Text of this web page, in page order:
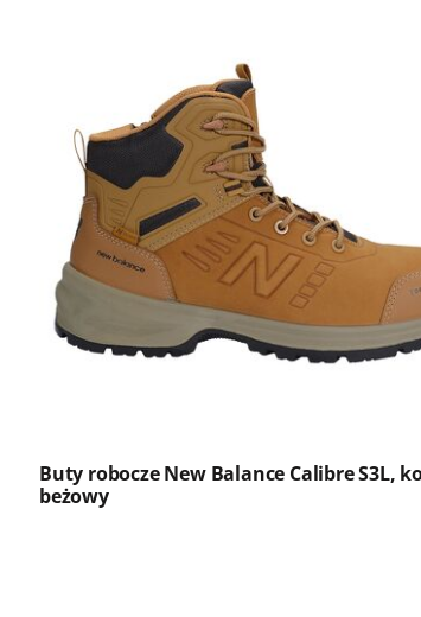
Buty robocze New Balance Calibre S3L,
beżowy